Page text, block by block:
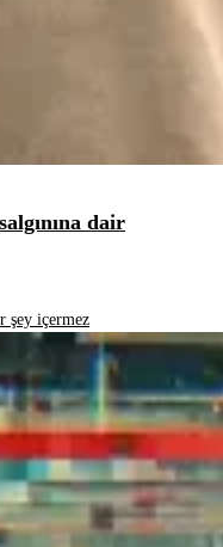
dair
şey içermez